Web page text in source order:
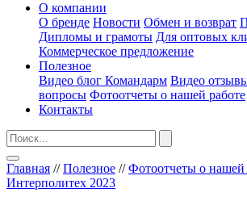
О компании
О бренде Новости Обмен и возврат
Дипломы и грамоты Для оптовых
Коммерческое предложение
Полезное
Видео блог Командарм Видео
вопросы Фотоотчеты о нашей работе
Контакты
Главная //Полезное //Фотоотчеты о нашей
Интерполитех 2023